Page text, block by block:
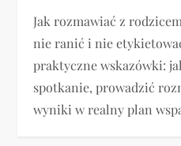
Jak rozmawiać z
nie ranić i nie
praktyczne wskazówki:
spotkanie, prowadzić
wyniki w realny plan